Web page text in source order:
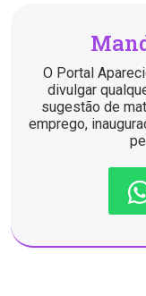
O Portal
divulgar
sugestão de
emprego,